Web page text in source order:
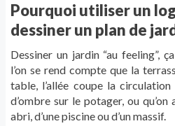
Pourquoi utiliser un
dessiner un plan de
Dessiner un jardin “au feeling”,
l’on se rend compte que la
table, l’allée coupe la
d’ombre sur le potager, ou qu’on
abri, d’une piscine ou d’un massif.